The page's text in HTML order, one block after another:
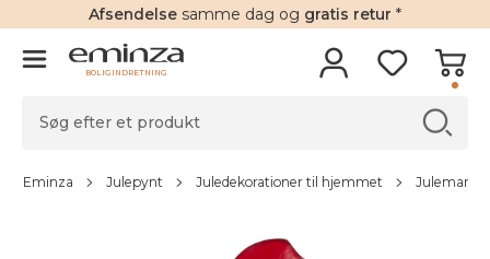
Afsendelse samme dag og gratis retur *
BOLIGINDRETNING
Eminza Julepynt Juledekorationer til hjemmet